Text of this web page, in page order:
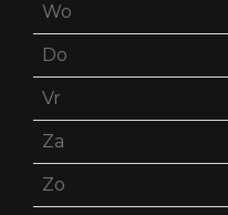
Wo
Do
Vr
Za
Zo